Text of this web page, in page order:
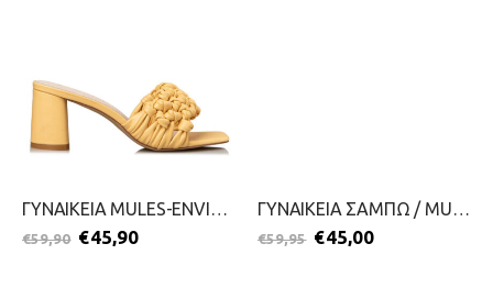
ΓΥΝΑΙΚΕΙΑ MULES-ENVIE-2299-0216-ΚΙΤΡΙΝΟ
€59,90 €45,90
ΓΥΝΑΙΚΕΙΑ ΣΑΜΠΩ / MULES-TAMARIS-2199-0099-ΤΑΜΠΑ
€59,95 €45,00